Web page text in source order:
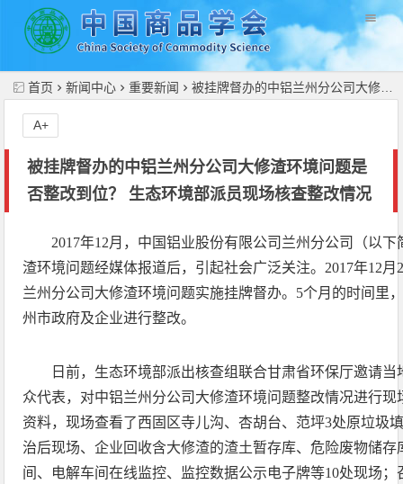
首页 新闻中心 重要新闻 被挂牌督办的中铝兰州分公司大修渣环境问题是否整改到位？ 生态环境部派员现场核查整改情况
被挂牌督办的中铝兰州分公司大修渣环境问题是
否整改到位？ 生态环境部派员现场核查整改情况
A+
2017年12月，中国铝业股份有限公司兰州分公司（以
渣环境问题经媒体报道后，引起社会广泛关注。2017年12
兰州分公司大修渣环境问题实施挂牌督办。5个月的时间里
州市政府及企业进行整改。
日前，生态环境部派出核查组联合甘肃省环保厅邀请
众代表，对中铝兰州分公司大修渣环境问题整改情况进行
资料，现场查看了西固区寺儿沟、杏胡台、范坪3处原垃圾
治后现场、企业回收含大修渣的渣土暂存库、危险废物储
间、电解车间在线监控、监控数据公示电子牌等10处现场